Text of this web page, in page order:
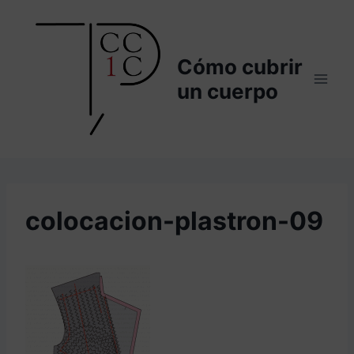
Cómo cubrir
un cuerpo
colocacion-plastron-09